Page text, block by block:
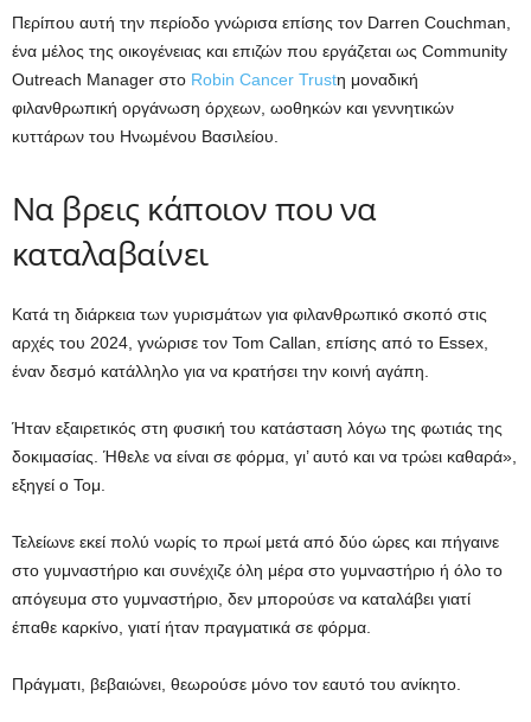
Περίπου αυτή την περίοδο γνώρισα επίσης τον Darren Couchman,
ένα μέλος της οικογένειας και επιζών που εργάζεται ως Community
Outreach Manager στο Robin Cancer Trustη μοναδική
φιλανθρωπική οργάνωση όρχεων, ωοθηκών και γεννητικών
κυττάρων του Ηνωμένου Βασιλείου.
Να βρεις κάποιον που να
καταλαβαίνει
Κατά τη διάρκεια των γυρισμάτων για φιλανθρωπικό σκοπό στις
αρχές του 2024, γνώρισε τον Tom Callan, επίσης από το Essex,
έναν δεσμό κατάλληλο για να κρατήσει την κοινή αγάπη.
Ήταν εξαιρετικός στη φυσική του κατάσταση λόγω της φωτιάς της
δοκιμασίας. Ήθελε να είναι σε φόρμα, γι’ αυτό και να τρώει καθαρά»,
εξηγεί ο Τομ.
Τελείωνε εκεί πολύ νωρίς το πρωί μετά από δύο ώρες και πήγαινε
στο γυμναστήριο και συνέχιζε όλη μέρα στο γυμναστήριο ή όλο το
απόγευμα στο γυμναστήριο, δεν μπορούσε να καταλάβει γιατί
έπαθε καρκίνο, γιατί ήταν πραγματικά σε φόρμα.
Πράγματι, βεβαιώνει, θεωρούσε μόνο τον εαυτό του ανίκητο.